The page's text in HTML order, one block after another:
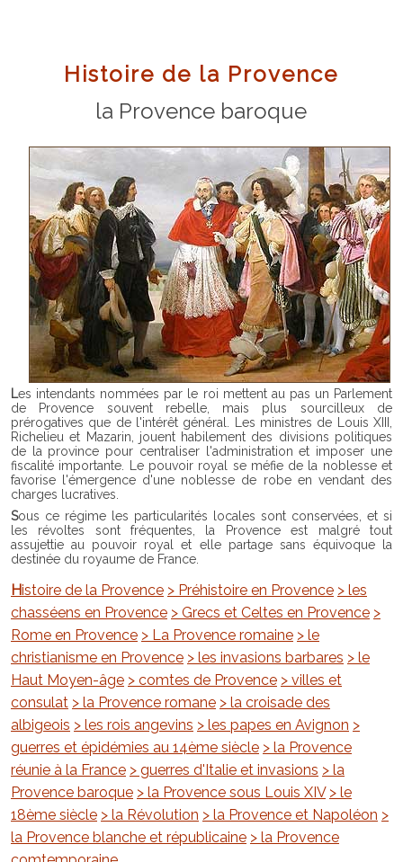
Histoire de la Provence
la Provence baroque
Les intendants nommées par le roi mettent au pas un Parlement
de Provence souvent rebelle, mais plus sourcilleux de
prérogatives que de l'intérêt général. Les ministres de Louis XIII,
Richelieu et Mazarin, jouent habilement des divisions politiques
de la province pour centraliser l'administration et imposer une
fiscalité importante. Le pouvoir royal se méfie de la noblesse et
favorise l'émergence d'une noblesse de robe en vendant des
charges lucratives.
Sous ce régime les particularités locales sont conservées, et si
les révoltes sont fréquentes, la Provence est malgré tout
assujettie au pouvoir royal et elle partage sans équivoque la
destinée du royaume de France.
Histoire de la Provence > Préhistoire en Provence > les
chasséens en Provence > Grecs et Celtes en Provence >
Rome en Provence > La Provence romaine > le
christianisme en Provence > les invasions barbares > le
Haut Moyen-âge > comtes de Provence > villes et
consulat > la Provence romane > la croisade des
albigeois > les rois angevins > les papes en Avignon >
guerres et épidémies au 14ème siècle > la Provence
réunie à la France > guerres d'Italie et invasions > la
Provence baroque > la Provence sous Louis XIV > le
18ème siècle > la Révolution > la Provence et Napoléon >
la Provence blanche et républicaine > la Provence